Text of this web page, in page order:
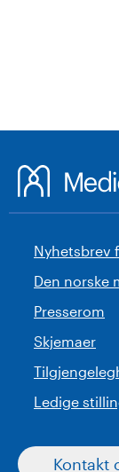
Nyhetsbrev
Den norske
Presserom
Skjemaer
Ledige
Kontakt